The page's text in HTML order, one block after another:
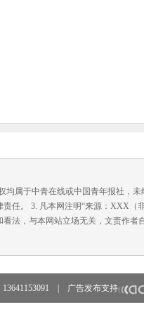
属于中青在线或中国青年报社，
任。 3. 凡本网注明“来源：XXX（
法，与本网站立场无关，文责作
广告发布支持